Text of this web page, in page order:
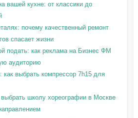
вашей кухне: от классики до
почему качественный ремонт
спасает жизни
подать: как реклама на Бизнес ФМ
аудиторию
выбрать компрессор 7h15 для
школу хореографии в Москве